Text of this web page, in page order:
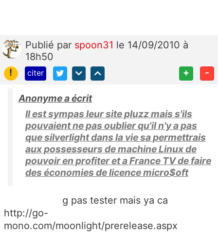
Publié par spoon31 le 14/09/2010 à
18h50
!
citer + -
Anonyme a écrit
Il est sympas leur site pluzz mais s'ils
pouvaient ne pas oublier qu'il n'y a pas
que silverlight dans la vie sa permettrais
aux possesseurs de machine Linux de
pouvoir en profiter et a France TV de faire
des économies de licence micro$oft
g pas tester mais ya ca
http://go-
mono.com/moonlight/prerelease.aspx